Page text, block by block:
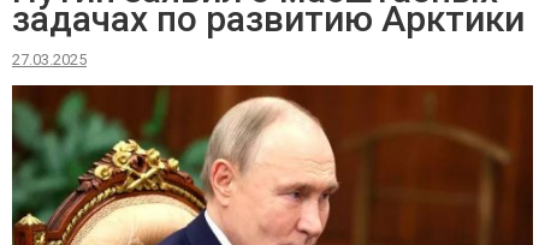
задачах по развитию Арктики
27.03.2025